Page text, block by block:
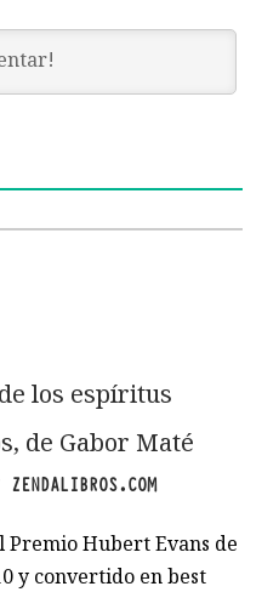
los espíritus
de Gabor Maté
ZENDALIBROS.COM
Premio Hubert Evans de
y convertido en best